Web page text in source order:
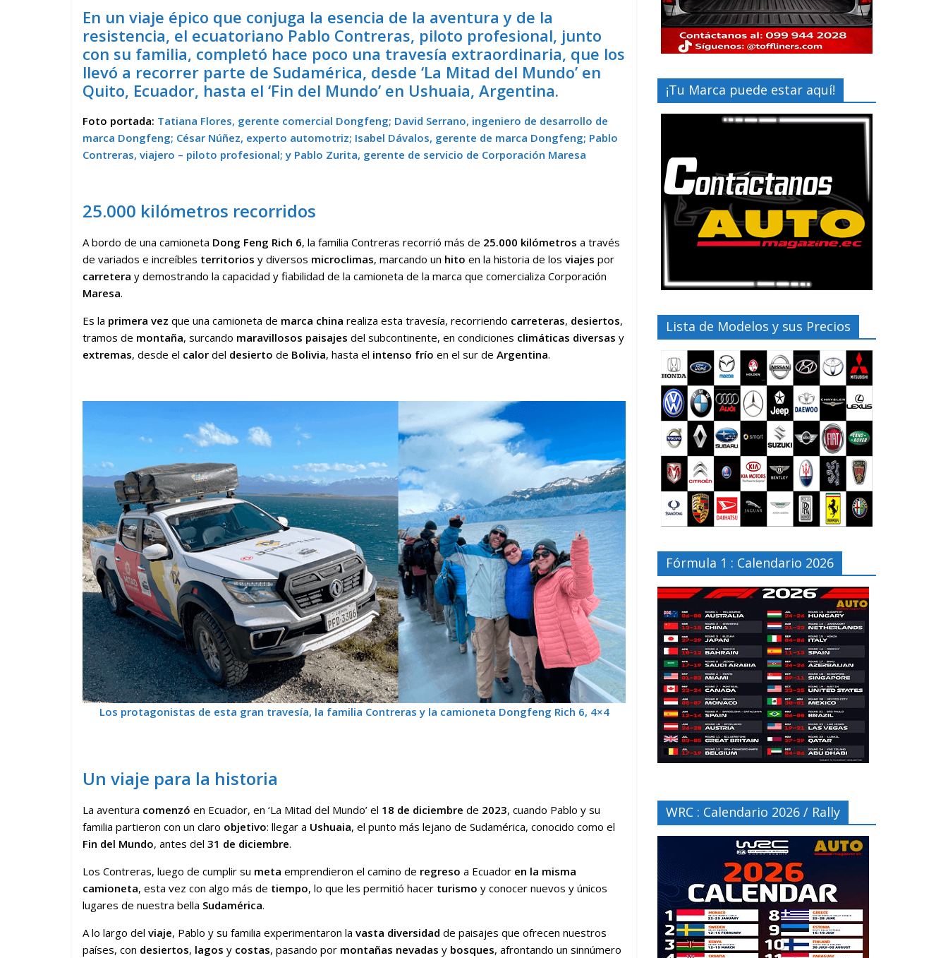
En un viaje épico que conjuga la esencia de la aventura y de la
resistencia, el ecuatoriano Pablo Contreras, piloto profesional, junto
con su familia, completó hace poco una travesía extraordinaria, que los
llevó a recorrer parte de Sudamérica, desde ‘La Mitad del Mundo’ en
Quito, Ecuador, hasta el ‘Fin del Mundo’ en Ushuaia, Argentina.
Foto portada: Tatiana Flores, gerente comercial Dongfeng; David Serrano, ingeniero de desarrollo de
marca Dongfeng; César Núñez, experto automotriz; Isabel Dávalos, gerente de marca Dongfeng; Pablo
Contreras, viajero – piloto profesional; y Pablo Zurita, gerente de servicio de Corporación Maresa
25.000 kilómetros recorridos
A bordo de una camioneta Dong Feng Rich 6, la familia Contreras recorrió más de 25.000 kilómetros a través
de variados e increíbles territorios y diversos microclimas, marcando un hito en la historia de los viajes por
carretera y demostrando la capacidad y fiabilidad de la camioneta de la marca que comercializa Corporación
Maresa.
Es la primera vez que una camioneta de marca china realiza esta travesía, recorriendo carreteras, desiertos,
tramos de montaña, surcando maravillosos paisajes del subcontinente, en condiciones climáticas diversas y
extremas, desde el calor del desierto de Bolivia, hasta el intenso frío en el sur de Argentina.
Los protagonistas de esta gran travesía, la familia Contreras y la camioneta Dongfeng Rich 6, 4×4
Un viaje para la historia
La aventura comenzó en Ecuador, en ‘La Mitad del Mundo’ el 18 de diciembre de 2023, cuando Pablo y su
familia partieron con un claro objetivo: llegar a Ushuaia, el punto más lejano de Sudamérica, conocido como el
Fin del Mundo, antes del 31 de diciembre.
Los Contreras, luego de cumplir su meta emprendieron el camino de regreso a Ecuador en la misma
camioneta, esta vez con algo más de tiempo, lo que les permitió hacer turismo y conocer nuevos y únicos
lugares de nuestra bella Sudamérica.
A lo largo del viaje, Pablo y su familia experimentaron la vasta diversidad de paisajes que ofrecen nuestros
países, con desiertos, lagos y costas, pasando por montañas nevadas y bosques, afrontando un sinnúmero
¡Tu Marca puede estar aquí!
Lista de Modelos y sus Precios
Fórmula 1 : Calendario 2026
WRC : Calendario 2026 / Rally